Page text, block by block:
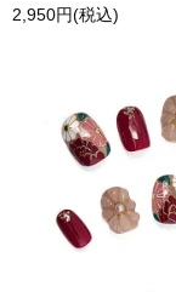
2,950円(税込)